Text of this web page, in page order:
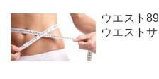
ウエスト
ウエスト